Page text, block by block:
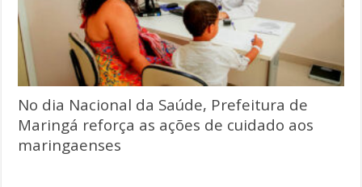
No dia Nacional da Saúde, Prefeitura de
Maringá reforça as ações de cuidado aos
maringaenses